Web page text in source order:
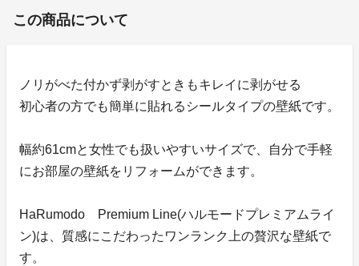
この商品について
ノリがべた付かず剥がすときもキレイに剥がせる
初心者の方でも簡単に貼れるシールタイプの壁紙です。
幅約61cmと女性でも扱いやすいサイズで、自分で手軽
にお部屋の壁紙をリフォームができます。
HaRumodo Premium Line(ハルモードプレミアムライ
ン)は、質感にこだわったワンランク上の贅沢な壁紙で
す。